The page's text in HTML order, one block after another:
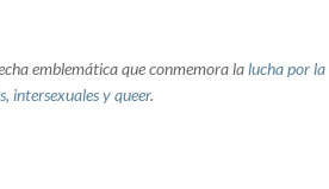
emblemática que conmemora lalucha por la
intersexuales y queer.